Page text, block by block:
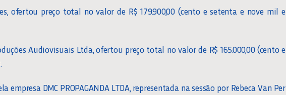
ofertou preço total no valor de R$ 179.900,00 (cento e setenta e nove mil e
Audiovisuais Ltda, ofertou preço total no valor de R$ 165.000,00 (cento e
empresa DMC PROPAGANDA LTDA, representada na sessão por Rebeca Van Per